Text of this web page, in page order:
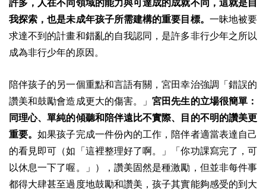
許多，人在不同領域的能力與可達成的成就不同，這就是自
我探索，也是未成年孩子所需建構的重要目標。 一昧地被要
求達不到的計畫和錯亂的自我認同，是許多非行少年之所以
成為非行少年的原因。
陪伴孩子的另一個重點和言語有關，宮田幸治強調「錯誤的
讚美和鼓勵會造成更大的傷害。」宮田先生的立場很簡單：
同理心、單純的傾聽和陪伴遠比不實際、目的不明的讚美更
重要。如果孩子完成一件份內的工作，陪伴者適當表達自己
的看見即可（如「這裡整理好了啊。」「你功課寫完了，可
以休息一下了喔。」），讚美固然是種激勵，但並非每件事
都得大肆甚至過度地鼓勵和讚美，孩子其實能夠感受的到大